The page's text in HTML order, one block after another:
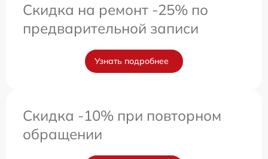
Скидка на ремонт -25% по
предварительной записи
Узнать подробнее
Скидка -10% при повторном
обращении